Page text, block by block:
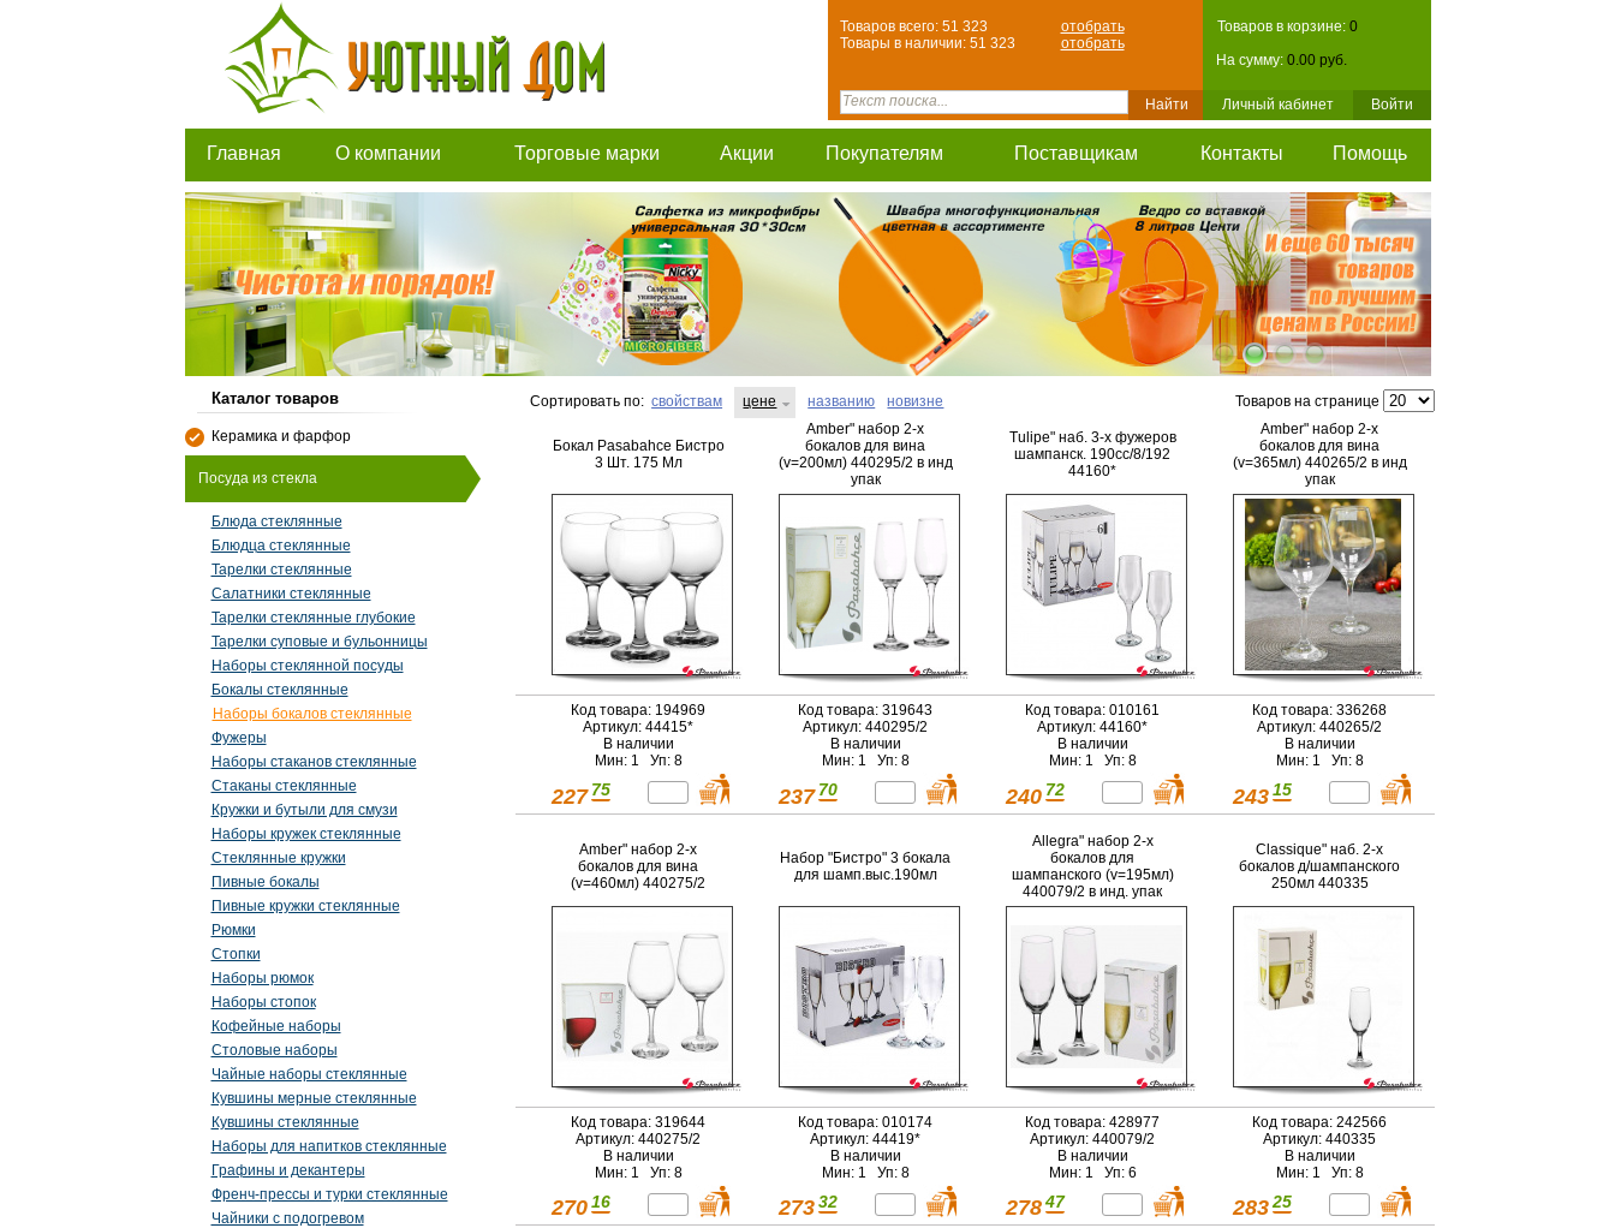
Товаров в корзине: 0
На сумму: 0.00 руб.
Личный кабинет Войти
Товаров всего: 51 323
отобрать
Товары в наличии: 51 323
отобрать
Главная О компании Торговые марки Акции Покупателям Поставщикам Контакты Помощь
Каталог товаров
Керамика и фарфор
Посуда из стекла
Блюда стеклянные
Блюдца стеклянные
Тарелки стеклянные
Салатники стеклянные
Тарелки стеклянные глубокие
Тарелки суповые и бульонницы
Наборы стеклянной посуды
Бокалы стеклянные
Наборы бокалов стеклянные
Фужеры
Наборы стаканов стеклянные
Стаканы стеклянные
Кружки и бутыли для смузи
Наборы кружек стеклянные
Стеклянные кружки
Пивные бокалы
Пивные кружки стеклянные
Рюмки
Стопки
Наборы рюмок
Наборы стопок
Кофейные наборы
Столовые наборы
Чайные наборы стеклянные
Кувшины мерные стеклянные
Кувшины стеклянные
Наборы для напитков стеклянные
Графины и декантеры
Френч-прессы и турки стеклянные
Чайники с подогревом
Сортировать по: свойствам цене названию новизне Товаров на странице
Бокал Pasabahce Бистро
3 Шт. 175 Мл
Код товара: 194969
Артикул: 44415*
В наличии
Мин: 1 Уп: 8
227 75
Amber" набор 2-х
бокалов для вина
(v=200мл) 440295/2 в инд
упак
Код товара: 319643
Артикул: 440295/2
В наличии
Мин: 1 Уп: 8
237 70
Tulipe" наб. 3-х фужеров
шампанск. 190сс/8/192
44160*
Код товара: 010161
Артикул: 44160*
В наличии
Мин: 1 Уп: 8
240 72
Amber" набор 2-х
бокалов для вина
(v=365мл) 440265/2 в инд
упак
Код товара: 336268
Артикул: 440265/2
В наличии
Мин: 1 Уп: 8
243 15
Amber" набор 2-х
бокалов для вина
(v=460мл) 440275/2
Код товара: 319644
Артикул: 440275/2
В наличии
Мин: 1 Уп: 8
270 16
Набор "Бистро" 3 бокала
для шамп.выс.190мл
Код товара: 010174
Артикул: 44419*
В наличии
Мин: 1 Уп: 8
273 32
Allegra" набор 2-х
бокалов для
шампанского (v=195мл)
440079/2 в инд. упак
Код товара: 428977
Артикул: 440079/2
В наличии
Мин: 1 Уп: 6
278 47
Classique" наб. 2-х
бокалов д/шампанского
250мл 440335
Код товара: 242566
Артикул: 440335
В наличии
Мин: 1 Уп: 8
283 25